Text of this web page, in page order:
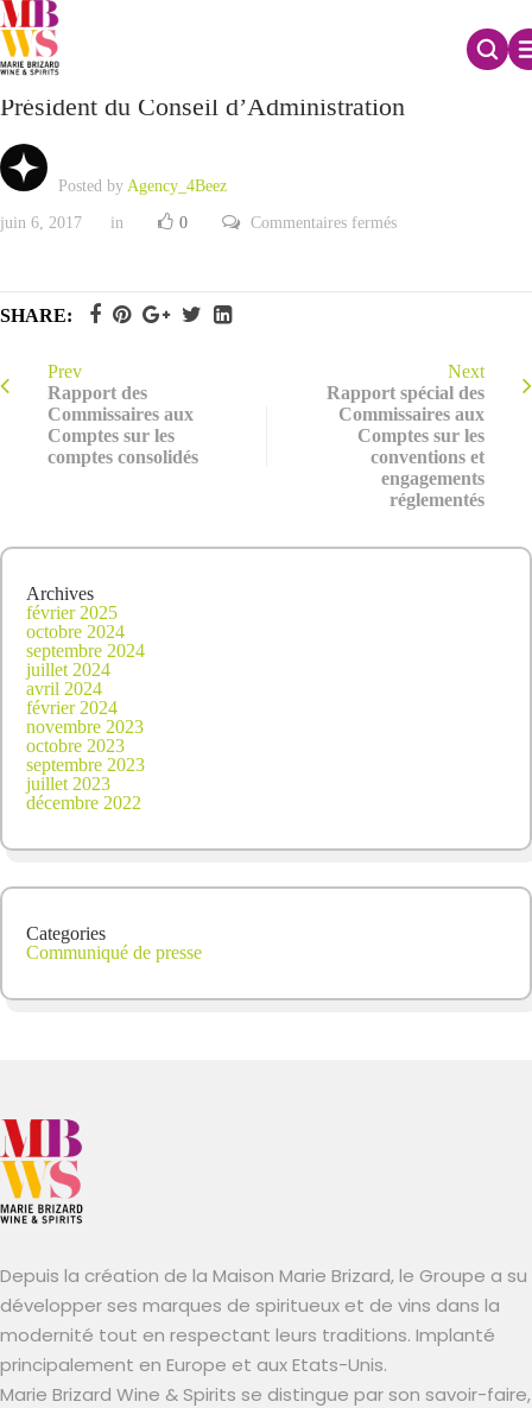
Rapport des Commissaires aux Comptes sur le
Président du Conseil d’Administration
Posted by Agency_4Beez
juin 6, 2017 in 0 Commentaires ferméssur
Conseil
d’Administration
SHARE:
Prev
Rapport des
Commissaires aux
Comptes sur les
comptes consolidés
Next
Rapport spécial des
Commissaires aux
Comptes sur les
conventions et
engagements
réglementés
Archives
février 2025
octobre 2024
septembre 2024
juillet 2024
avril 2024
février 2024
novembre 2023
octobre 2023
septembre 2023
juillet 2023
décembre 2022
Categories
Communiqué de presse
Depuis la création de la Maison Marie Brizard, le Groupe a su
développer ses marques de spiritueux et de vins dans la
modernité tout en respectant leurs traditions. Implanté
principalement en Europe et aux Etats-Unis.
Marie Brizard Wine & Spirits se distingue par son savoir-faire,